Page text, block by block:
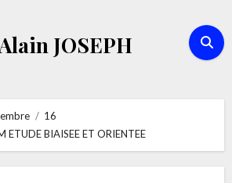
JOSEPH
16
ETUDE BIAISEE ET ORIENTEE